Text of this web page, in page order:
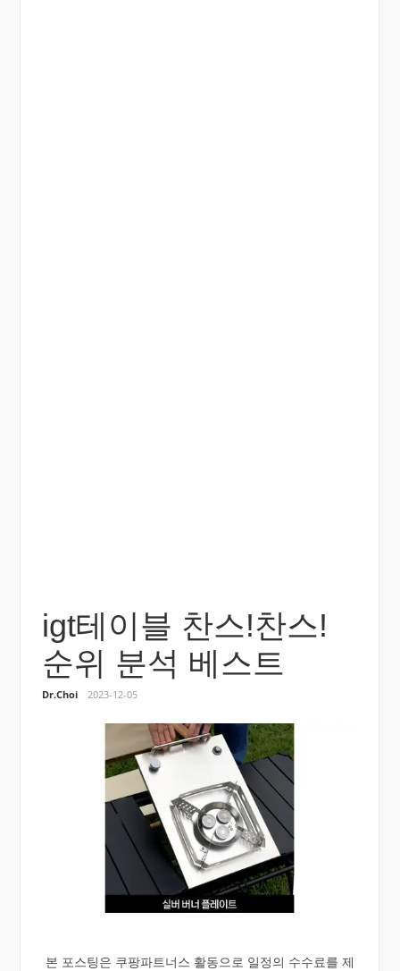
igt테이블 찬스!찬스!
순위 분석 베스트
Dr.Choi 2023-12-05
본 포스팅은 쿠팡파트너스 활동으로 일정의 수수료를 제